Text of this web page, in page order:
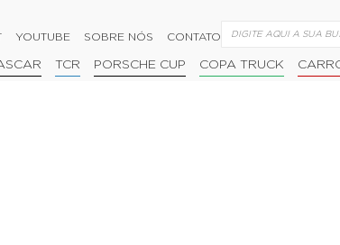
YOUTUBE SOBRE NÓS CONTATO
TCR PORSCHE CUP COPA TRUCK